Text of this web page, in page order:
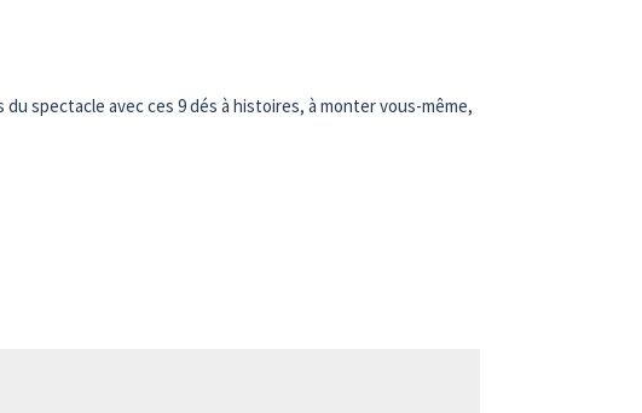
spectacle avec ces 9 dés à histoires, à monter vous-même,